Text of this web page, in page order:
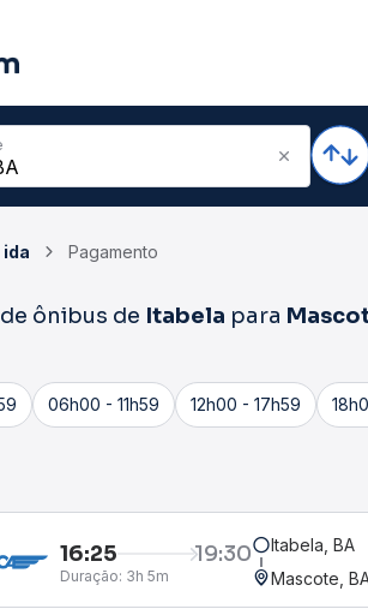
ida Pagamento
ônibus de Itabela para
06h00 - 11h59 12h00 - 17h59
16:25 19:30
Duração: 3h 5m
Itabela, BA
Mascote,